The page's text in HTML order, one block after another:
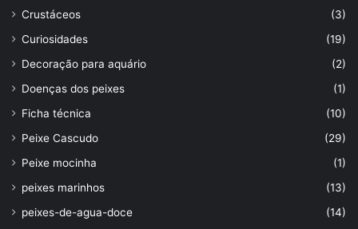
Crustáceos
(3)
Curiosidades
(19)
Decoração para aquário
(2)
Doenças dos peixes
(1)
Ficha técnica
(10)
Peixe Cascudo
(29)
Peixe mocinha
(1)
peixes marinhos
(13)
peixes-de-agua-doce
(14)